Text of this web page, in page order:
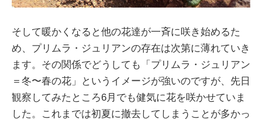
そして暖かくなると他の花達が一斉に咲き始めるた
め、プリムラ・ジュリアンの存在は次第に薄れていき
ます。その関係でどうしても「プリムラ・ジュリアン
＝冬〜春の花」というイメージが強いのですが、先日
観察してみたところ6月でも健気に花を咲かせていま
した。これまでは初夏に撤去してしまうことが多かっ